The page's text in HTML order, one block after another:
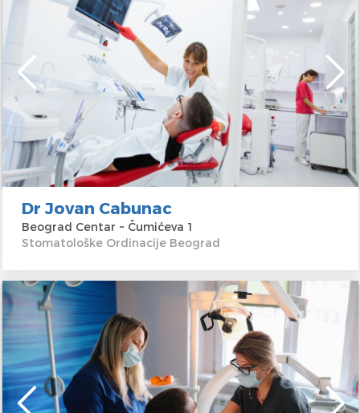
Dr Jovan Cabunac
Beograd Centar ~ Čumićeva 1
Stomatološke Ordinacije Beograd